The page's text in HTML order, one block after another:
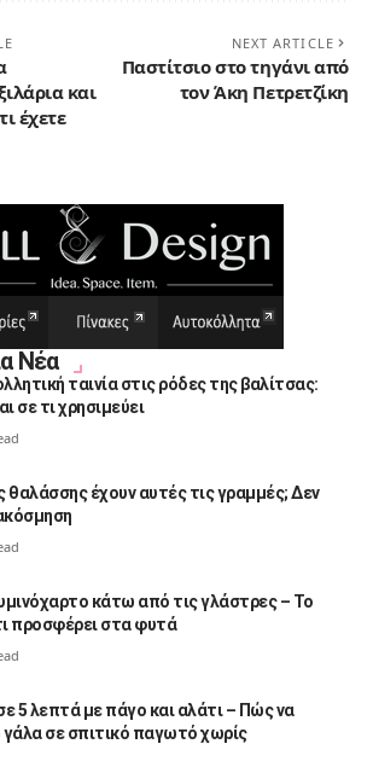
και
έχετε
NEXT ARTICLE
Παστίτσιο στο τηγάνι από
τον Άκη Πετρετζίκη
Νέα
ταινία στις ρόδες της βαλίτσας:
σε τι χρησιμεύει
θαλάσσης έχουν αυτές τις γραμμές; Δεν
κάτω από τις γλάστρες – Το
προσφέρει στα φυτά
5 λεπτά με πάγο και αλάτι – Πώς να
σε σπιτικό παγωτό χωρίς